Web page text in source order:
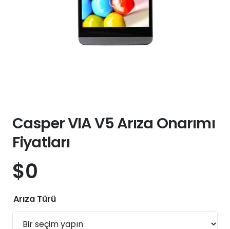
Casper VIA V5 Arıza Onarımı
Fiyatları
$0
Arıza Türü